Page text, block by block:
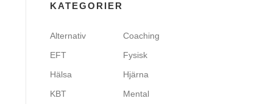
KATEGORIER
Alternativ
Coaching
EFT
Fysisk
Hälsa
Hjärna
KBT
Mental